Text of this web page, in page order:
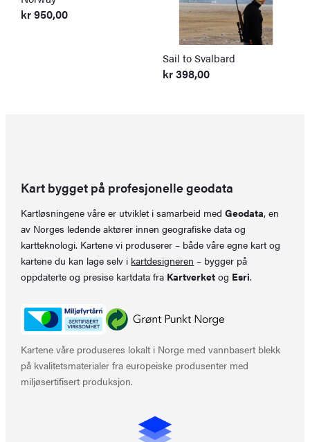
kr950,00
Sail to Svalbard
kr398,00
Kart bygget på profesjonelle geodata
Kartløsningene våre er utviklet i samarbeid medGeodata, en
av Norges ledende aktører innen geografiske data og
kartteknologi. Kartene vi produserer – både våre egne kart og
kartene du kan lage selv i kartdesigneren – bygger på
oppdaterte og presise kartdata fra Kartverket og Esri.
Kartene våre produseres lokalt i Norge med vannbasert blekk
på kvalitetsmaterialer fra europeiske produsenter med
miljøsertifisert produksjon.